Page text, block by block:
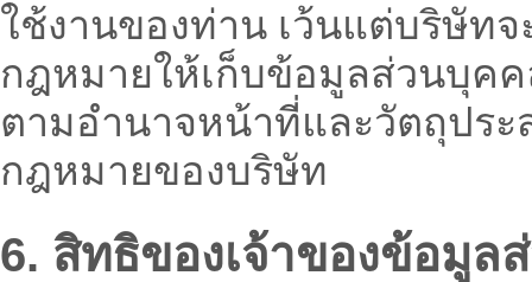
ใช้งานของท่าน เว้นแต่บริษัท
กฎหมายให้เก็บข้อมูลส่วนบุค
ตามอำนาจหน้าที่และวัตถุประ
กฎหมายของบริษัท
6. สิทธิของเจ้าของข้อมูล